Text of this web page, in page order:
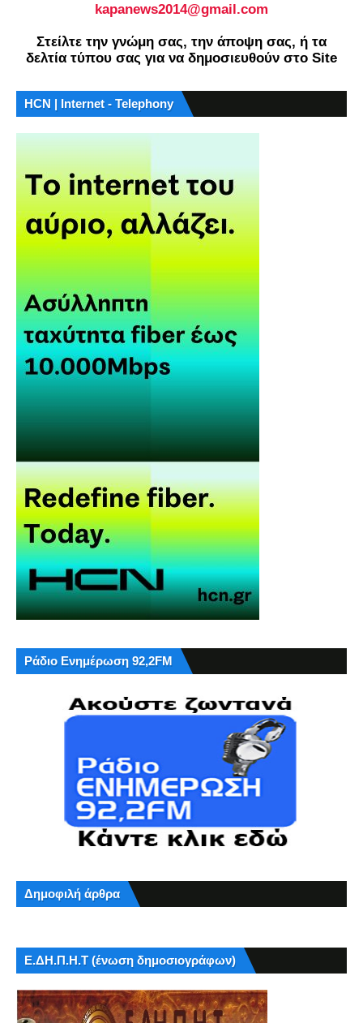
kapanews2014@gmail.com
Στείλτε την γνώμη σας, την άποψη σας, ή τα
δελτία τύπου σας για να δημοσιευθούν στο Site
HCN | Internet - Telephony
Ράδιο Ενημέρωση 92,2FM
Δημοφιλή άρθρα
Ε.ΔΗ.Π.Η.Τ (ένωση δημοσιογράφων)